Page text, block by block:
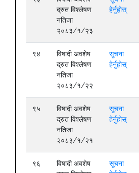
द्रुत विश्लेषण
नतिजा
२०८३/१/२३
हेर्नुहोस्
९४
विषादी अवशेष
द्रुत विश्लेषण
नतिजा
२०८३/१/२२
सूचना
हेर्नुहोस्
९५
विषादी अवशेष
द्रुत विश्लेषण
नतिजा
२०८३/१/२१
सूचना
हेर्नुहोस्
९६
विषादी अवशेष
सूचना